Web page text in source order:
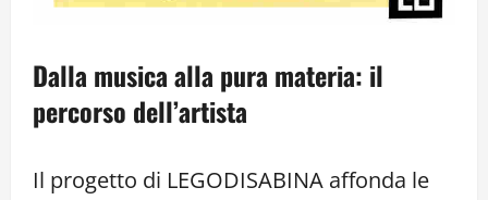
Dalla musica alla pura materia: il
percorso dell’artista
Il progetto di LEGODISABINA affonda le